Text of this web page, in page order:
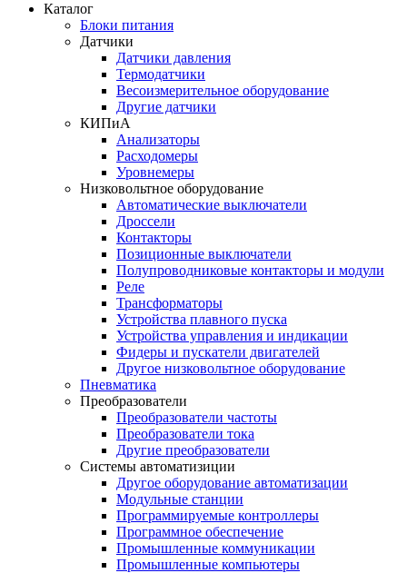
Каталог
Блоки питания
Датчики
Датчики давления
Термодатчики
Весоизмерительное оборудование
Другие датчики
КИПиА
Анализаторы
Расходомеры
Уровнемеры
Низковольтное оборудование
Автоматические выключатели
Дроссели
Контакторы
Позиционные выключатели
Полупроводниковые контакторы и модули
Реле
Трансформаторы
Устройства плавного пуска
Устройства управления и индикации
Фидеры и пускатели двигателей
Другое низковольтное оборудование
Пневматика
Преобразователи
Преобразователи частоты
Преобразователи тока
Другие преобразователи
Системы автоматизиции
Другое оборудование автоматизации
Модульные станции
Программируемые контроллеры
Программное обеспечение
Промышленные коммуникации
Промышленные компьютеры